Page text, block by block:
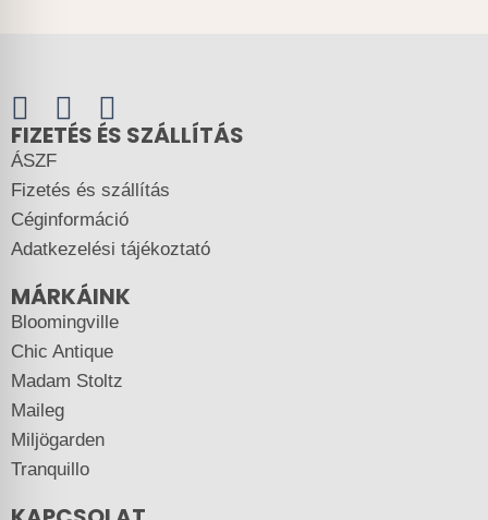
FIZETÉS ÉS SZÁLLÍTÁS
ÁSZF
Fizetés és szállítás
Céginformáció
Adatkezelési tájékoztató
MÁRKÁINK
Bloomingville
Chic Antique
Madam Stoltz
Maileg
Miljögarden
Tranquillo